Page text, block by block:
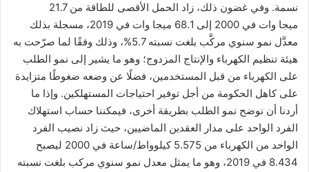
نسمة. وفي غضون ذلك، زاد الحمل الأقصى للطاقة من 21.7
ميجا وات في 2000 إلى 68.1 ميجا وات في 2019، مسجلة بذلك
معدَّل نمو سنوي مركَّب بلغت نسبته 5.7%، وذلك وفقًا لما صرّحت به
هيئة تنظيم الكهرباء والإنتاج المزدوج؛ وهو ما يشير إلى نمو الطلب
على الكهرباء من قبل المستخدمين، فضلًا عن وضعه ضغوطًا متزايدة
على كاهل الحكومة من أجل توفير احتياجات المستهلكين. وإذا ما
أردنا أن نوضح نمو الطلب بطريقة أخرى، فيمكننا حساب استهلاك
الفرد الواحد على مدار العقدين الماضيين، حيث زاد نصيب الفرد
الواحد من الكهرباء من 5.575 كيلوواط/ساعة في 2000 ليصبح
8.434 في 2019، وهو ما يمثل معدل نمو سنوي مركب بلغت نسبته